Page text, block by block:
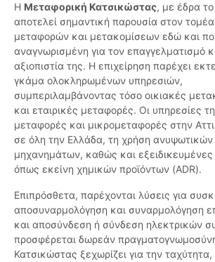
Η Μεταφορική Κατσικώστας, με έδρα το
αποτελεί σημαντική παρουσία στον
μεταφορών και μετακομίσεων εδώ και
αναγνωρισμένη για τον επαγγελματισμό
αξιοπιστία της. Η επιχείρηση παρέχει
γκάμα ολοκληρωμένων υπηρεσιών,
συμπεριλαμβάνοντας τόσο οικιακές
και εταιρικές μεταφορές. Οι υπηρεσίες
μεταφορές και μικρομεταφορές στην
σε όλη την Ελλάδα, τη χρήση ανυψωτικών
μηχανημάτων, καθώς και
όπως εκείνη χημικών προϊόντων (ADR).
Επιπρόσθετα, παρέχονται λύσεις για
αποσυναρμολόγηση και συναρμολόγηση
και αποσύνδεση ή σύνδεση ηλεκτρικών
προσφέρεται δωρεάν
Κατσικώστας ξεχωρίζει για την